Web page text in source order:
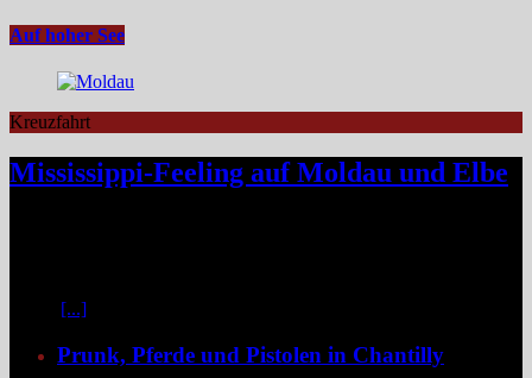
Auf hoher See
Kreuzfahrt
Mississippi-Feeling auf Moldau und Elbe
[...]
Prunk, Pferde und Pistolen in Chantilly